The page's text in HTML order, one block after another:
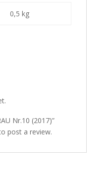
0,5 kg
Nr.10 (2017)”
post a review.